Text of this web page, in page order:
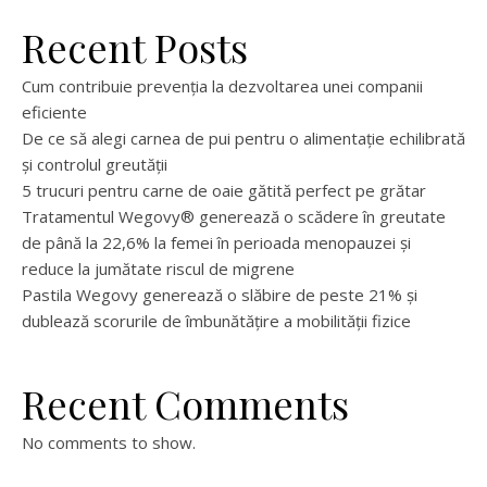
Recent Posts
Cum contribuie prevenția la dezvoltarea unei companii
eficiente
De ce să alegi carnea de pui pentru o alimentație echilibrată
și controlul greutății
5 trucuri pentru carne de oaie gătită perfect pe grătar
Tratamentul Wegovy® generează o scădere în greutate
de până la 22,6% la femei în perioada menopauzei și
reduce la jumătate riscul de migrene
Pastila Wegovy generează o slăbire de peste 21% și
dublează scorurile de îmbunătățire a mobilității fizice
Recent Comments
No comments to show.